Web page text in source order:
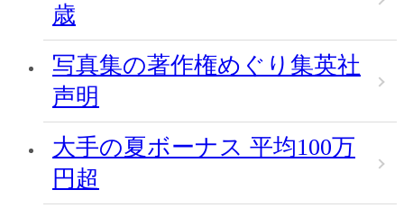
歳
写真集の著作権めぐり集英社
声明
大手の夏ボーナス 平均100万
円超